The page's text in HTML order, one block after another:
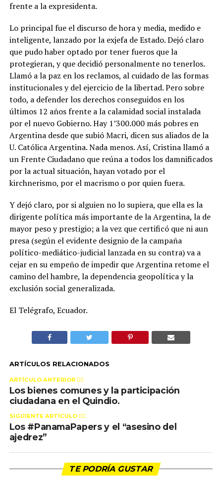
frente a la expresidenta.
Lo principal fue el discurso de hora y media, medido e
inteligente, lanzado por la exjefa de Estado. Dejó claro
que pudo haber optado por tener fueros que la
protegieran, y que decidió personalmente no tenerlos.
Llamó a la paz en los reclamos, al cuidado de las formas
institucionales y del ejercicio de la libertad. Pero sobre
todo, a defender los derechos conseguidos en los
últimos 12 años frente a la calamidad social instalada
por el nuevo Gobierno. Hay 1’300.000 más pobres en
Argentina desde que subió Macri, dicen sus aliados de la
U. Católica Argentina. Nada menos. Así, Cristina llamó a
un Frente Ciudadano que reúna a todos los damnificados
por la actual situación, hayan votado por el
kirchnerismo, por el macrismo o por quien fuera.
Y dejó claro, por si alguien no lo supiera, que ella es la
dirigente política más importante de la Argentina, la de
mayor peso y prestigio; a la vez que certificó que ni aun
presa (según el evidente designio de la campaña
político-mediático-judicial lanzada en su contra) va a
cejar en su empeño de impedir que Argentina retome el
camino del hambre, la dependencia geopolítica y la
exclusión social generalizada.
El Telégrafo, Ecuador.
ARTÍCULOS RELACIONADOS
ARTÍCULO ANTERIOR 👉🏻
Los bienes comunes y la participación
ciudadana en el Quindio.
SIGUIENTE ARTÍCULO 👈🏻
Los #PanamaPapers y el “asesino del
ajedrez”
TE PODRÍA GUSTAR